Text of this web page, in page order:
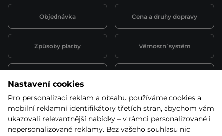
Objednávka Cena a druhy dopravy
Způsoby platby Věrnostní systém
Půjčovna
obchodní podmínky
Kariéra
Nastavení cookies
Pro personalizaci reklam a obsahu používáme cookies a
mobilní reklamní identifikátory třetích stran, abychom vám
ukazovali relevantnější nabídky – v rámci personalizované i
nepersonalizované reklamy. Bez vašeho souhlasu nic